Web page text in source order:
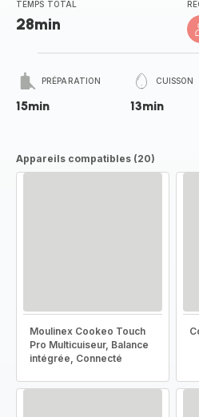
TEMPS TOTAL
28min
PRÉPARATION
15min
CUISSON
13min
Appareils compatibles (20)
Moulinex Cookeo Touch
Pro Multicuiseur, Balance
intégrée, Connecté